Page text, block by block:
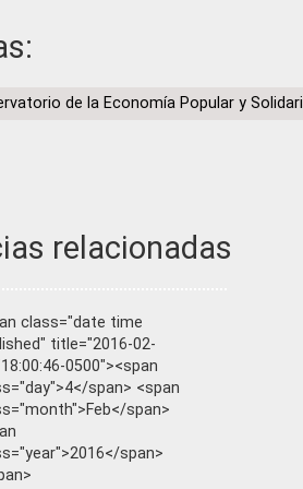
de la Economía Popular y
relacionadas
class="date time
title="2016-02-
0500"><span
span> <span
span>
span>